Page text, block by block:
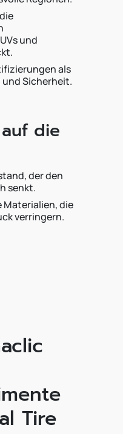
und
als
Sicherheit.
die
der den
senkt.
die
verringern.
Tire